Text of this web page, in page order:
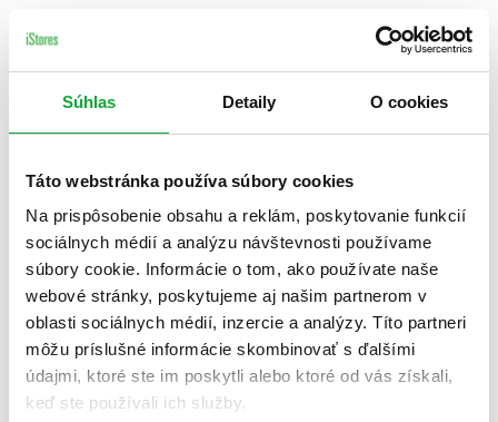
Súhlas Detaily O cookies
Táto webstránka používa súbory cookies
Na prispôsobenie obsahu a reklám, poskytovanie funkcií
sociálnych médií a analýzu návštevnosti používame
súbory cookie. Informácie o tom, ako používate naše
webové stránky, poskytujeme aj našim partnerom v
oblasti sociálnych médií, inzercie a analýzy. Títo partneri
môžu príslušné informácie skombinovať s ďalšími
údajmi, ktoré ste im poskytli alebo ktoré od vás získali,
keď ste používali ich služby.